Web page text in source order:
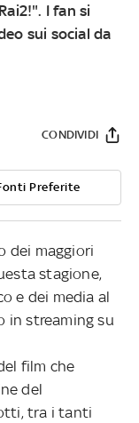
I fan si
sui social da
Preferite
CONDIVIDI
dei maggiori
stagione,
e dei media al
in streaming su
film che
del
tra i tanti